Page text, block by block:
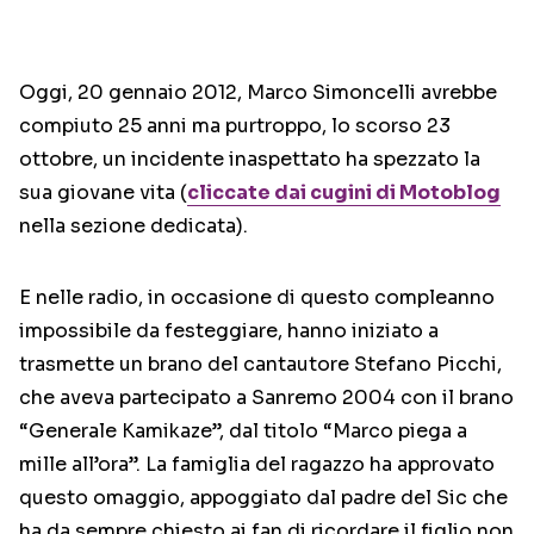
Oggi, 20 gennaio 2012, Marco Simoncelli avrebbe
compiuto 25 anni ma purtroppo, lo scorso 23
ottobre, un incidente inaspettato ha spezzato la
sua giovane vita (cliccate dai cugini di Motoblog
nella sezione dedicata).
E nelle radio, in occasione di questo compleanno
impossibile da festeggiare, hanno iniziato a
trasmette un brano del cantautore Stefano Picchi,
che aveva partecipato a Sanremo 2004 con il brano
“Generale Kamikaze”, dal titolo “Marco piega a
mille all’ora”. La famiglia del ragazzo ha approvato
questo omaggio, appoggiato dal padre del Sic che